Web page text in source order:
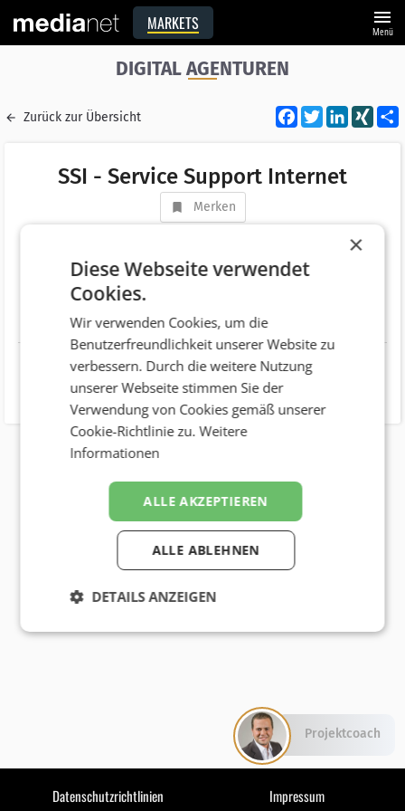
MARKETS menu
Menü
DIGITAL AGENTUREN
Zurück zur Übersicht Facebook
Twitter XING
SSI - Service Support Internet
Merken
AT 2812 Hollenthon
Telefonnummer +43 (650) 2526266
Website http://www.ssi.at
Datenschutzrichtlinien Impressum
×
Diese Webseite verwendet
Cookies.
Wir verwenden Cookies, um die
Benutzerfreundlichkeit unserer Website zu
verbessern. Durch die weitere Nutzung
unserer Webseite stimmen Sie der
Verwendung von Cookies gemäß unserer
Cookie-Richtlinie zu.Weitere
Informationen
ALLE AKZEPTIEREN
ALLE ABLEHNEN
DETAILS ANZEIGEN
Projektcoach